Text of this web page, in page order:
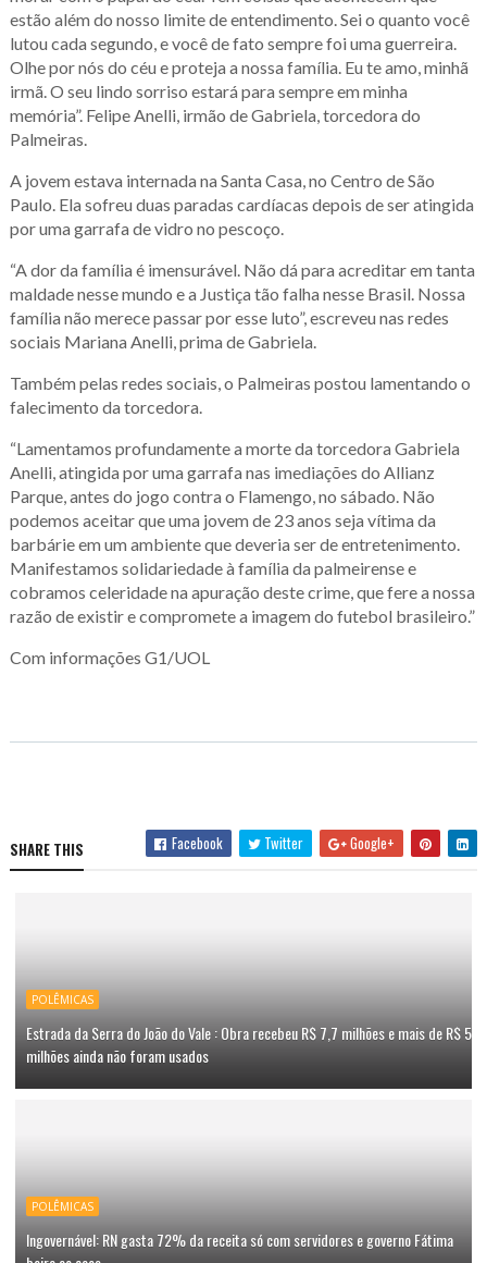
estão além do nosso limite de entendimento. Sei o quanto você
lutou cada segundo, e você de fato sempre foi uma guerreira.
Olhe por nós do céu e proteja a nossa família. Eu te amo, minhã
irmã. O seu lindo sorriso estará para sempre em minha
memória”. Felipe Anelli, irmão de Gabriela, torcedora do
Palmeiras.
A jovem estava internada na Santa Casa, no Centro de São
Paulo. Ela sofreu duas paradas cardíacas depois de ser atingida
por uma garrafa de vidro no pescoço.
“A dor da família é imensurável. Não dá para acreditar em tanta
maldade nesse mundo e a Justiça tão falha nesse Brasil. Nossa
família não merece passar por esse luto”, escreveu nas redes
sociais Mariana Anelli, prima de Gabriela.
Também pelas redes sociais, o Palmeiras postou lamentando o
falecimento da torcedora.
“Lamentamos profundamente a morte da torcedora Gabriela
Anelli, atingida por uma garrafa nas imediações do Allianz
Parque, antes do jogo contra o Flamengo, no sábado. Não
podemos aceitar que uma jovem de 23 anos seja vítima da
barbárie em um ambiente que deveria ser de entretenimento.
Manifestamos solidariedade à família da palmeirense e
cobramos celeridade na apuração deste crime, que fere a nossa
razão de existir e compromete a imagem do futebol brasileiro.”
Com informações G1/UOL
SHARE THIS Facebook Twitter Google+
POLÊMICAS
Estrada da Serra do João do Vale : Obra recebeu R$ 7,7 milhões e mais de R$ 5
milhões ainda não foram usados
POLÊMICAS
Ingovernável: RN gasta 72% da receita só com servidores e governo Fátima